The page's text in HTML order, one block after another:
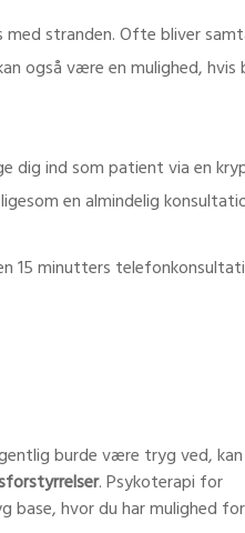
stranden. Ofte bliver
også være en mulighed,
dig ind som patient via en
en almindelig
15 minutters
burde være tryg ved,
. Psykoterapi for
base, hvor du har mulighed